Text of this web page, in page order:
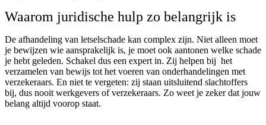
Waarom juridische hulp zo belangrijk is
De afhandeling van letselschade kan complex zijn. Niet alleen moet
je bewijzen wie aansprakelijk is, je moet ook aantonen welke schade
je hebt geleden. Schakel dus een expert in. Zij helpen bij het
verzamelen van bewijs tot het voeren van onderhandelingen met
verzekeraars. En niet te vergeten: zij staan uitsluitend slachtoffers
bij, dus nooit werkgevers of verzekeraars. Zo weet je zeker dat jouw
belang altijd voorop staat.